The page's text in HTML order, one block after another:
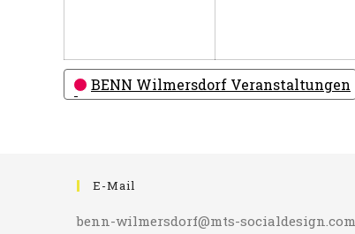
Kategorien
BENN Wilmersdorf Veranstaltungen
E-Mail
benn-wilmersdorf@mts-socialdesign.com